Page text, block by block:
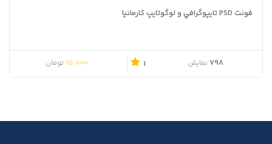
فونت PSD تايپوگرافي و لوگوتايپ کارمانیا
798 نمایش 1
15,000 تومان